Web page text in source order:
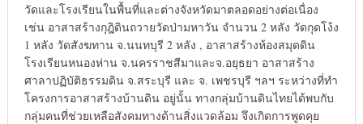
วัดและโรงเรียนในพื้นที่และต่างจังหวัดมาตลอดอย่างต่อเนื่อง
เช่น อาสาสร้างกุฎิดินถวายวัดป่ามหาวัน จำนวน 2 หลัง วัดกุดโง้ง
1 หลัง วัดสังฆทาน จ.นนทบุรี 2 หลัง , อาสาสร้างห้องสมุดดิน
โรงเรียนหนองห่าน จ.นครราชสีมาและจ.อยุธยา อาสาสร้าง
ศาลาปฏิบัติธรรมดิน จ.สระบุรี และ จ. เพชรบุรี ฯลฯ ระหว่างที่ทำ
โครงการอาสาสร้างบ้านดิน อยู่นั้น ทางกลุ่มบ้านดินไทยได้พบกับ
กลุ่มคนที่ช่วยเหลือสังคมทางด้านสิ่งแวดล้อม จึงเกิดการพูดคุย